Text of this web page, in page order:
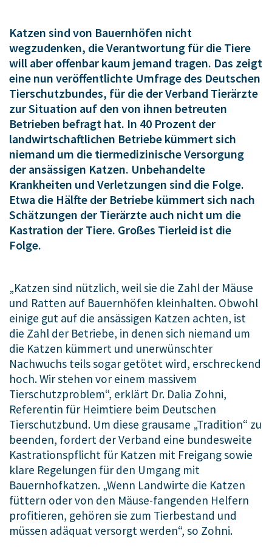
Katzen sind von Bauernhöfen nicht
wegzudenken, die Verantwortung für die Tiere
will aber offenbar kaum jemand tragen. Das zeigt
eine nun veröffentlichte Umfrage des Deutschen
Tierschutzbundes, für die der Verband Tierärzte
zur Situation auf den von ihnen betreuten
Betrieben befragt hat. In 40 Prozent der
landwirtschaftlichen Betriebe kümmert sich
niemand um die tiermedizinische Versorgung
der ansässigen Katzen. Unbehandelte
Krankheiten und Verletzungen sind die Folge.
Etwa die Hälfte der Betriebe kümmert sich nach
Schätzungen der Tierärzte auch nicht um die
Kastration der Tiere. Großes Tierleid ist die
Folge.
„Katzen sind nützlich, weil sie die Zahl der Mäuse
und Ratten auf Bauernhöfen kleinhalten. Obwohl
einige gut auf die ansässigen Katzen achten, ist
die Zahl der Betriebe, in denen sich niemand um
die Katzen kümmert und unerwünschter
Nachwuchs teils sogar getötet wird, erschreckend
hoch. Wir stehen vor einem massivem
Tierschutzproblem“, erklärt Dr. Dalia Zohni,
Referentin für Heimtiere beim Deutschen
Tierschutzbund. Um diese grausame „Tradition“ zu
beenden, fordert der Verband eine bundesweite
Kastrationspflicht für Katzen mit Freigang sowie
klare Regelungen für den Umgang mit
Bauernhofkatzen. „Wenn Landwirte die Katzen
füttern oder von den Mäuse-fangenden Helfern
profitieren, gehören sie zum Tierbestand und
müssen adäquat versorgt werden“, so Zohni.